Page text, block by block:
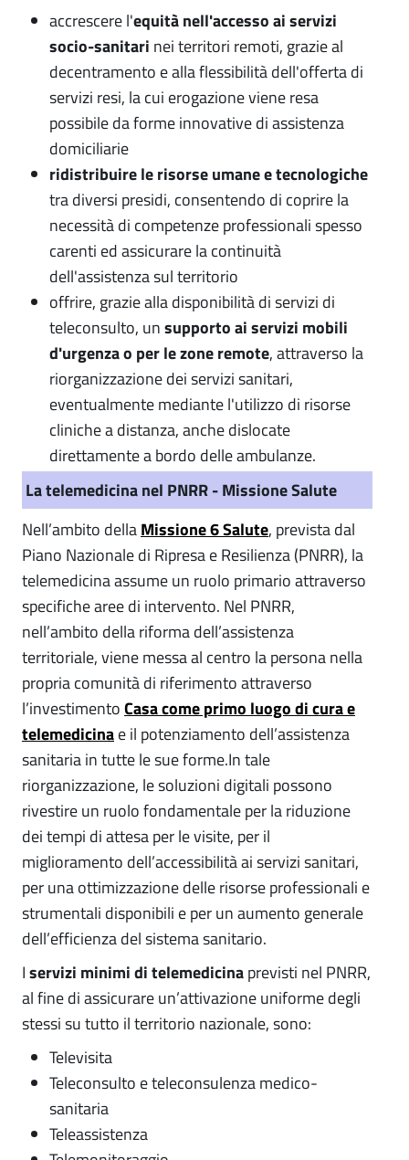
accrescere l'equità nell'accesso ai servizi
socio-sanitari nei territori remoti, grazie al
decentramento e alla flessibilità dell'offerta di
servizi resi, la cui erogazione viene resa
possibile da forme innovative di assistenza
domiciliarie
ridistribuire le risorse umane e tecnologiche
tra diversi presidi, consentendo di coprire la
necessità di competenze professionali spesso
carenti ed assicurare la continuità
dell'assistenza sul territorio
offrire, grazie alla disponibilità di servizi di
teleconsulto, unsupporto ai servizi mobili
d'urgenza o per le zone remote, attraverso la
riorganizzazione dei servizi sanitari,
eventualmente mediante l'utilizzo di risorse
cliniche a distanza, anche dislocate
direttamente a bordo delle ambulanze.
La telemedicina nel PNRR - Missione Salute
Nell’ambito dellaMissione 6 Salute, prevista dal
Piano Nazionale di Ripresa e Resilienza (PNRR), la
telemedicina assume un ruolo primario attraverso
specifiche aree di intervento. Nel PNRR,
nell’ambito della riforma dell’assistenza
territoriale, viene messa al centro la persona nella
propria comunità di riferimento attraverso
l’investimentoCasa come primo luogo di cura e
telemedicinae il potenziamento dell’assistenza
sanitaria in tutte le sue forme.In tale
riorganizzazione, le soluzioni digitali possono
rivestire un ruolo fondamentale per la riduzione
dei tempi di attesa per le visite, per il
miglioramento dell’accessibilità ai servizi sanitari,
per una ottimizzazione delle risorse professionali e
strumentali disponibili e per un aumento generale
dell’efficienza del sistema sanitario.
Iservizi minimi di telemedicinaprevisti nel PNRR,
al fine di assicurare un’attivazione uniforme degli
stessi su tutto il territorio nazionale, sono:
Televisita
Teleconsulto e teleconsulenza medico-
sanitaria
Teleassistenza